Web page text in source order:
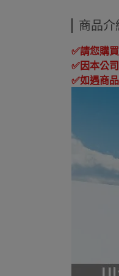
商品介
✅請您購
✅因本公
✅如遇商